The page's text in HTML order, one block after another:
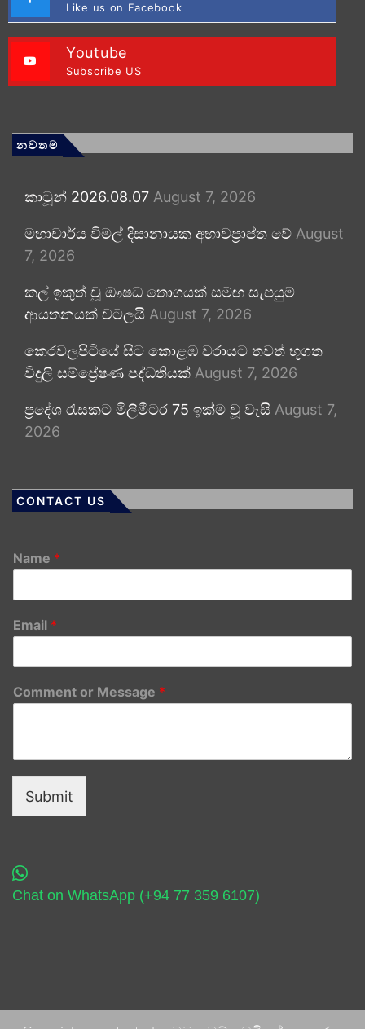
Like us on Facebook
Youtube
Subscribe US
නවතම
කාටූන් 2026.08.07 August 7, 2026
මහාචාර්ය විමල් දිසානායක අභාවප්‍රාප්ත වේ August
7, 2026
කල් ඉකුත් වූ ඖෂධ තොගයක් සමඟ සැපයුම්
ආයතනයක් වටලයි August 7, 2026
කෙරවලපිටියේ සිට කොළඹ වරායට තවත් භූගත
විදුලි සම්ප්‍රේෂණ පද්ධතියක් August 7, 2026
ප්‍රදේශ රැසකට මිලිමීටර 75 ඉක්ම වූ වැසි August 7,
2026
CONTACT US
Name *
Email *
Comment or Message *
Submit
Chat on WhatsApp (+94 77 359 6107)